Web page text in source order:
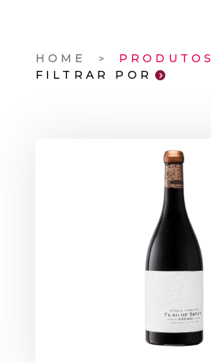
HOME
PRODUTOS
FILTRAR POR